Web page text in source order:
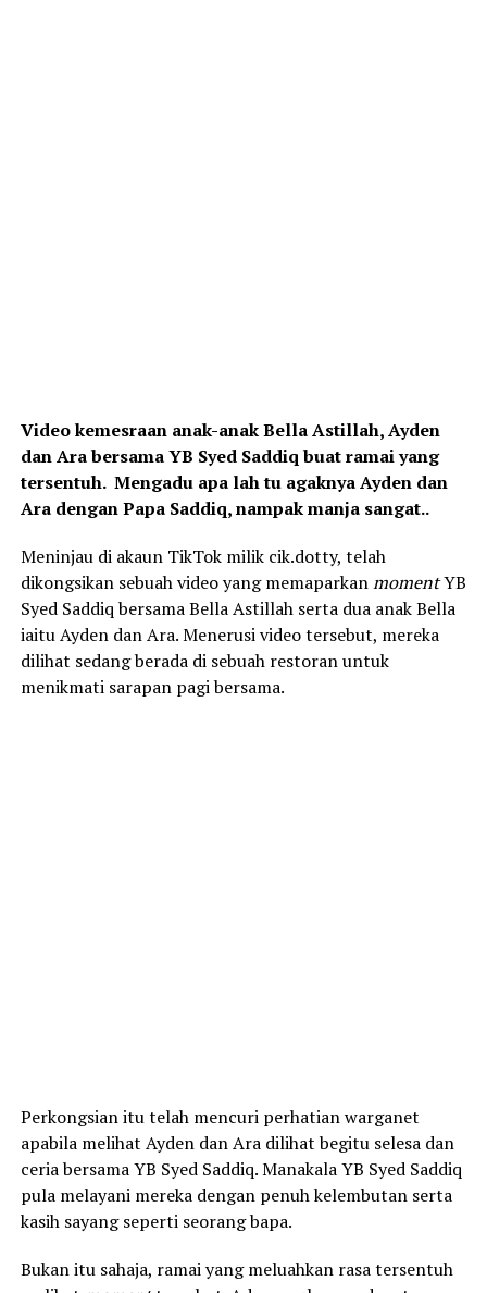
Video kemesraan anak-anak Bella Astillah, Ayden
dan Ara bersama YB Syed Saddiq buat ramai yang
tersentuh. Mengadu apa lah tu agaknya Ayden dan
Ara dengan Papa Saddiq, nampak manja sangat..
Meninjau di akaun TikTok milik cik.dotty, telah
dikongsikan sebuah video yang memaparkanmomentYB
Syed Saddiq bersama Bella Astillah serta dua anak Bella
iaitu Ayden dan Ara. Menerusi video tersebut, mereka
dilihat sedang berada di sebuah restoran untuk
menikmati sarapan pagi bersama.
Perkongsian itu telah mencuri perhatian warganet
apabila melihat Ayden dan Ara dilihat begitu selesa dan
ceria bersama YB Syed Saddiq. Manakala YB Syed Saddiq
pula melayani mereka dengan penuh kelembutan serta
kasih sayang seperti seorang bapa.
Bukan itu sahaja, ramai yang meluahkan rasa tersentuh